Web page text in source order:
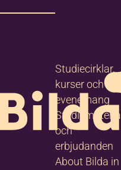
kultur, kyrka,
och samisk
samt
i
Studiecirklar,
kurser och
evenemang
Studiematerial
och
erbjudanden
About Bilda in